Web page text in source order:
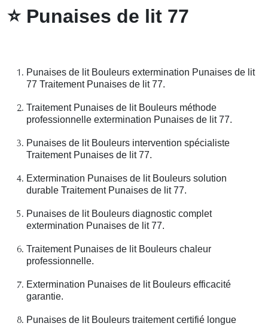
⭐Punaises de lit 77
Punaises de lit Bouleurs extermination Punaises de lit
77 Traitement Punaises de lit 77.
Traitement Punaises de lit Bouleurs méthode
professionnelle extermination Punaises de lit 77.
Punaises de lit Bouleurs intervention spécialiste
Traitement Punaises de lit 77.
Extermination Punaises de lit Bouleurs solution
durable Traitement Punaises de lit 77.
Punaises de lit Bouleurs diagnostic complet
extermination Punaises de lit 77.
Traitement Punaises de lit Bouleurs chaleur
professionnelle.
Extermination Punaises de lit Bouleurs efficacité
garantie.
Punaises de lit Bouleurs traitement certifié longue